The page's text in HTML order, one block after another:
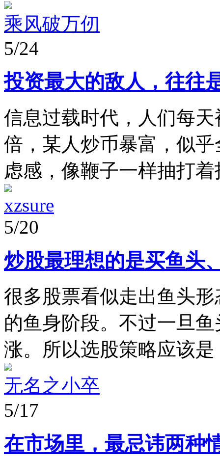
乘风破万仞
5/24
投资最大的敌人，往往
信息过载时代，人们每
倍，某人炒币暴富，似
虑感，像鞭子一样抽打
xzsure
5/20
炒股最理想的是买鱼头
很多股票看似走出鱼头
的鱼身阶段。不过一旦
涨。所以选股策略应该
无名之小卒
5/17
在市场里，最忌讳两种